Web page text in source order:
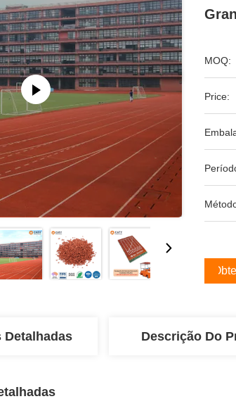
MOQ:
Price:
Detalhadas Descrição Do